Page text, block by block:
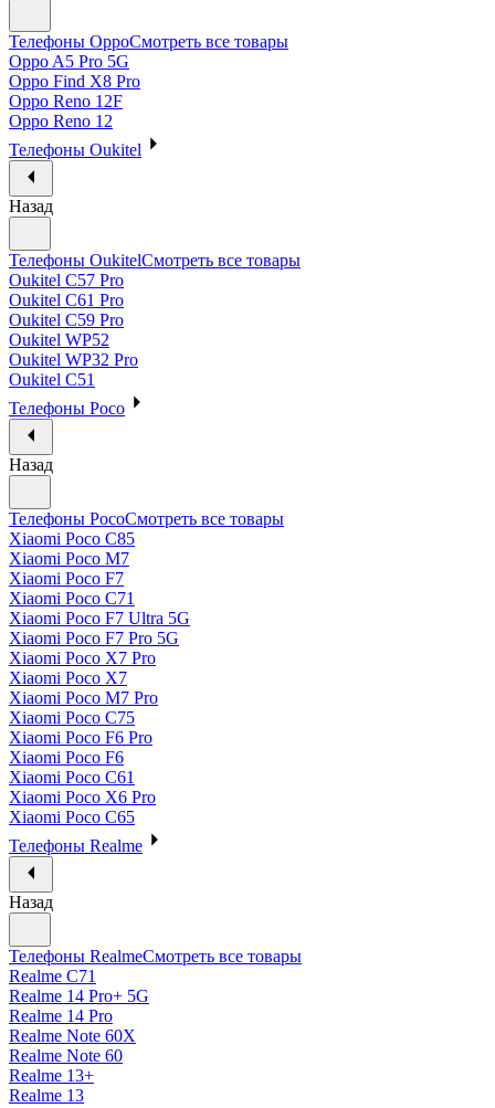
Телефоны OppoСмотреть все товары
Oppo A5 Pro 5G
Oppo Find X8 Pro
Oppo Reno 12F
Oppo Reno 12
Телефоны Oukitel
Назад
Телефоны OukitelСмотреть все товары
Oukitel C57 Pro
Oukitel C61 Pro
Oukitel C59 Pro
Oukitel WP52
Oukitel WP32 Pro
Oukitel C51
Телефоны Poco
Назад
Телефоны PocoСмотреть все товары
Xiaomi Poco C85
Xiaomi Poco M7
Xiaomi Poco F7
Xiaomi Poco C71
Xiaomi Poco F7 Ultra 5G
Xiaomi Poco F7 Pro 5G
Xiaomi Poco X7 Pro
Xiaomi Poco X7
Xiaomi Poco M7 Pro
Xiaomi Poco C75
Xiaomi Poco F6 Pro
Xiaomi Poco F6
Xiaomi Poco C61
Xiaomi Poco X6 Pro
Xiaomi Poco C65
Телефоны Realme
Назад
Телефоны RealmeСмотреть все товары
Realme C71
Realme 14 Pro+ 5G
Realme 14 Pro
Realme Note 60X
Realme Note 60
Realme 13+
Realme 13